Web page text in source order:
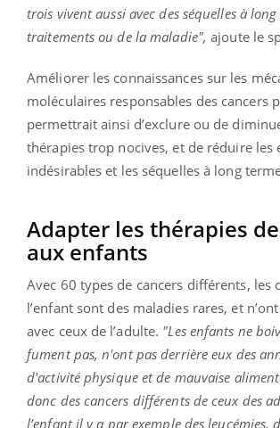
trois vivent aussi avec des séquelles à
traitements ou de la maladie", ajoute le
Améliorer les connaissances sur les
moléculaires responsables des cancers
permettrait ainsi d’exclure ou de
thérapies trop nocives, et de réduire les
indésirables et les séquelles à long
Adapter les thérapies
aux enfants
Avec 60 types de cancers différents, les
l’enfant sont des maladies rares, et
avec ceux de l’adulte. "Les enfants ne
fument pas, n'ont pas derrière eux des
d'activité physique et de mauvaise
donc des cancers différents de ceux des
l’enfant il y a par exemple des leucémies,